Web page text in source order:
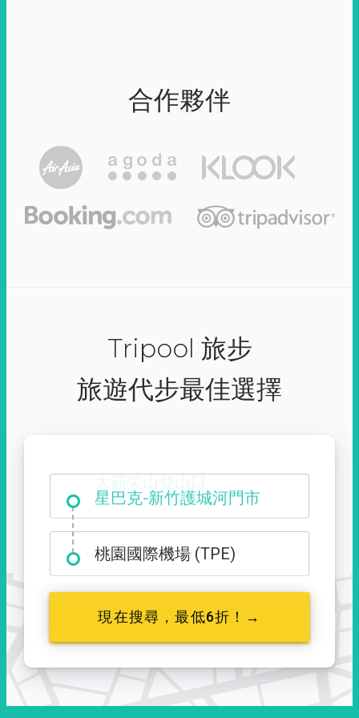
合作夥伴
Tripool 旅步
旅遊代步最佳選擇
大霸尖山登山口
桃園國際機場 (TPE)
現在搜尋，最低6折！→